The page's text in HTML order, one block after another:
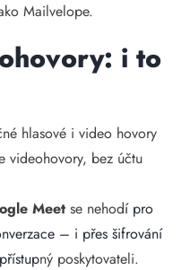
Mailvelope.
i to
hlasové i video hovory
videohovory, bez účtu
Meet se nehodí pro
– i přes šifrování
ný poskytovateli.